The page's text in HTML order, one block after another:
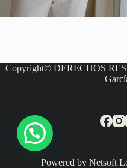
Copyright© DERECHOS
Powered by Netsoft